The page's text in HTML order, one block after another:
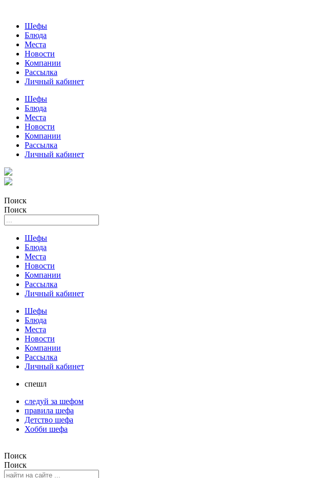
Шефы
Блюда
Места
Новости
Компании
Рассылка
Личный кабинет
Шефы
Блюда
Места
Новости
Компании
Рассылка
Личный кабинет
Поиск
Поиск
Шефы
Блюда
Места
Новости
Компании
Рассылка
Личный кабинет
Шефы
Блюда
Места
Новости
Компании
Рассылка
Личный кабинет
спешл
следуй за шефом
правила шефа
Детство шефа
Хобби шефа
Поиск
Поиск